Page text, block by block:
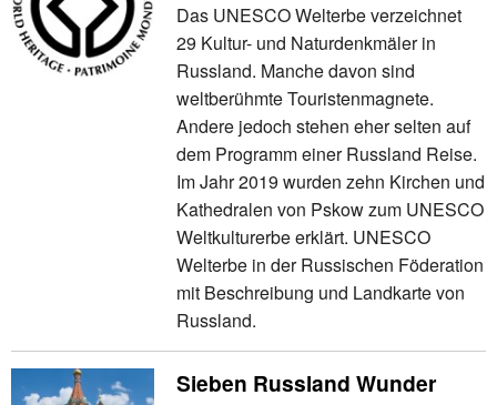
Das UNESCO Welterbe verzeichnet
29 Kultur- und Naturdenkmäler in
Russland. Manche davon sind
weltberühmte Touristenmagnete.
Andere jedoch stehen eher selten auf
dem Programm einer Russland Reise.
Im Jahr 2019 wurden zehn Kirchen und
Kathedralen von Pskow zum UNESCO
Weltkulturerbe erklärt. UNESCO
Welterbe in der Russischen Föderation
mit Beschreibung und Landkarte von
Russland.
Sieben Russland Wunder